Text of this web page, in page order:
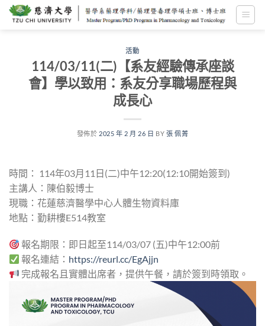
活動
114/03/11(二)【系友經驗傳承座談
會】學以致用：系友分享職場歷程與
成長心
發佈於 2025 年 2 月 26 日 BY 張 佩菁
時間： 114年03月11日(二)中午12:20(12:10開始簽到)
主講人：陳伯毅博士
現職：花蓮慈濟醫學中心人體生物資料庫
地點：勤耕樓E514教室
報名期限：即日起至114/03/07 (五)中午12:00前
報名連結： https://reurl.cc/EgAjjn
完成報名且實體出席者，提供午餐，請於簽到時領取。